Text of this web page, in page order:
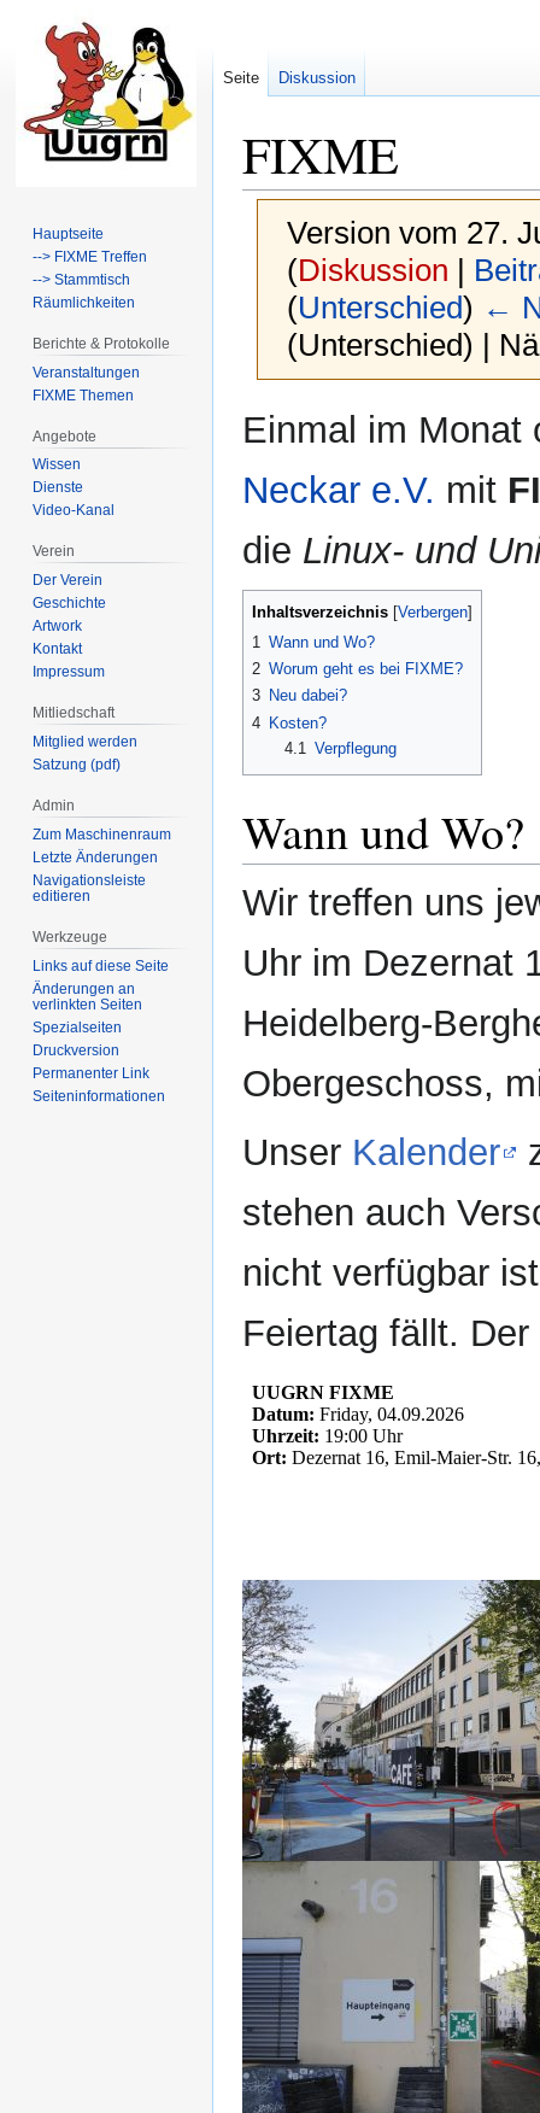
FIXME
Version vom 27.
(Diskussion |
(Unterschied) ←
(Unterschied) |
Navigation
Suche
Einmal im
Neckar e.V. mit
die Linux- und
Inhaltsverzeichnis
1 Wann und Wo?
2 Worum geht es bei FIXME?
3 Neu dabei?
4 Kosten?
4.1 Verpflegung
Wann und Wo?
Wir treffen uns
Uhr im Dezernat
Heidelberg-
Obergeschoss,
Unser Kalender
stehen auch
nicht verfügbar
Feiertag fällt.
Seite Diskussion
Hauptseite
--> FIXME Treffen
--> Stammtisch
Räumlichkeiten
Berichte & Protokolle
Veranstaltungen
FIXME Themen
Angebote
Wissen
Dienste
Video-Kanal
Verein
Der Verein
Geschichte
Artwork
Kontakt
Impressum
Mitliedschaft
Mitglied werden
Satzung (pdf)
Admin
Zum Maschinenraum
Letzte Änderungen
Navigationsleiste
editieren
Werkzeuge
Links auf diese Seite
Änderungen an
verlinkten Seiten
Spezialseiten
Druckversion
Permanenter Link
Seiten­­informationen